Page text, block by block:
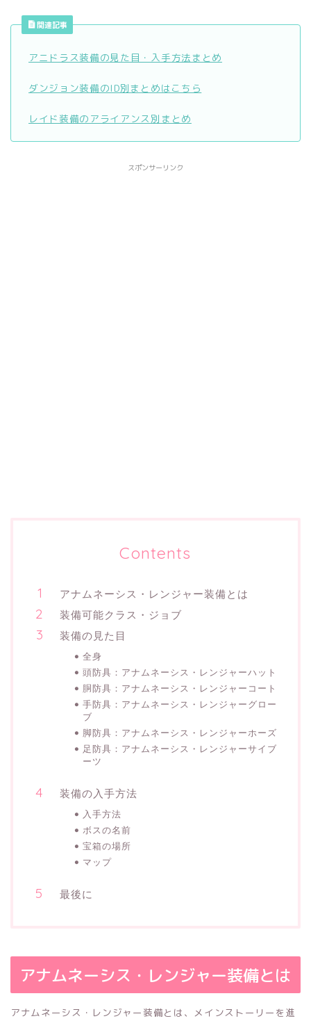
関連記事
アニドラス装備の見た目・入手方法まとめ
ダンジョン装備のID別まとめはこちら
レイド装備のアライアンス別まとめ
スポンサーリンク
Contents
アナムネーシス・レンジャー装備とは
装備可能クラス・ジョブ
装備の見た目
全身
頭防具：アナムネーシス・レンジャーハット
胴防具：アナムネーシス・レンジャーコート
手防具：アナムネーシス・レンジャーグロー
ブ
脚防具：アナムネーシス・レンジャーホーズ
足防具：アナムネーシス・レンジャーサイブ
ーツ
装備の入手方法
入手方法
ボスの名前
宝箱の場所
マップ
最後に
アナムネーシス・レンジャー装備とは
アナムネーシス・レンジャー装備とは、メインストーリーを進